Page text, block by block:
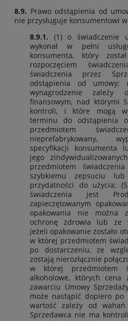
8.9. Prawo odstąpienia od
nie przysługuje konsumentowi
8.9.1. (1) o świadczenie
wykonał w pełni
konsumenta, który
rozpoczęciem
świadczenia przez
odstąpienia od
wynagrodzenie
finansowym, nad którymi
kontroli, i które mogą
terminu do odstąpienia
przedmiotem
nieprefabrykowany,
specyfikacji konsumenta
jego
przedmiotem
szybkiemu zepsuciu
przydatności do użycia;
świadczenia jest
zapieczętowanym
opakowania nie można
ochronę zdrowia lub ze
jeżeli opakowanie zostało
w której przedmiotem
po dostarczeniu, ze
zostają nierozłącznie
w której przedmiotem
alkoholowe, których cena
zawarciu Umowy
może nastąpić dopiero
wartość zależy od
Sprzedawca nie ma